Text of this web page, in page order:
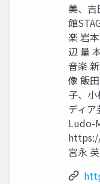
美、吉
館
楽 岩
辺 量
⾳楽
像 飯
⼦、
ディア
Ludo-
宮永